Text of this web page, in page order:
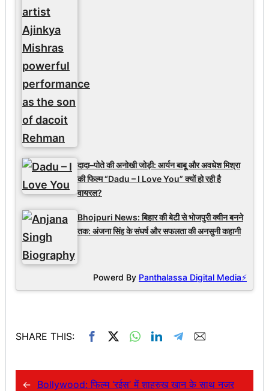
दादा–पोते की अनोखी जोड़ी: आर्यन बाबू और अवधेश मिश्रा
की फिल्म “Dadu – I Love You” क्यों हो रही है
वायरल?
Bhojpuri News: बिहार की बेटी से भोजपुरी क्वीन बनने
तक: अंजना सिंह के संघर्ष और सफलता की अनसुनी कहानी
Powerd By Panthalassa Digital Media⚡
SHARE THIS:
← Bollywood: फिल्म ‘रईस’ में शाहरुख खान के साथ नजर